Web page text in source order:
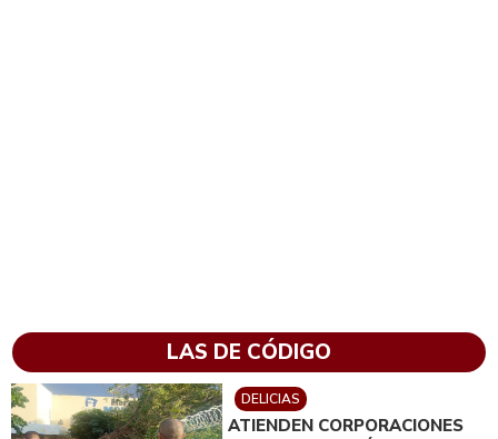
LAS DE CÓDIGO
DELICIAS
ATIENDEN CORPORACIONES